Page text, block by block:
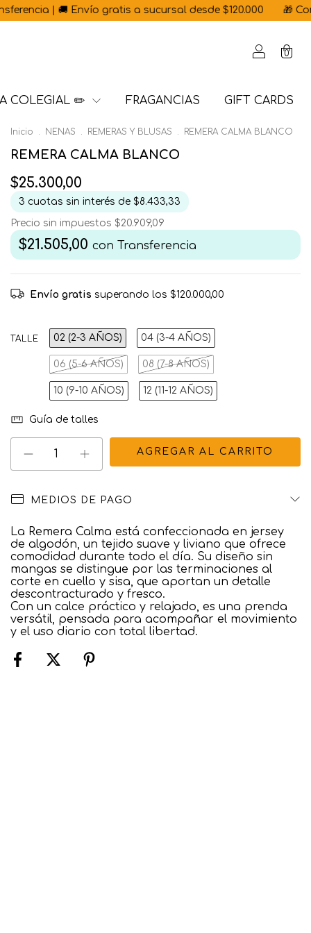
gratis a sucursal desde $120.000 🎁 Con cada 🇦🇷
0
COLEGIAL ✏️ FRAGANCIAS GIFT CARDS
Inicio . NENAS . REMERAS Y BLUSAS . REMERA CALMA BLANCO
REMERA CALMA BLANCO
$25.300,00
3 cuotas sin interés de $8.433,33
Precio sin impuestos $20.909,09
$21.505,00 con Transferencia
Envío gratis superando los $120.000,00
TALLE 02 (2-3 AÑOS) 04 (3-4 AÑOS)
06 (5-6 AÑOS) 08 (7-8 AÑOS)
10 (9-10 AÑOS) 12 (11-12 AÑOS)
Guía de talles
MEDIOS DE PAGO
La Remera Calma está confeccionada en jersey
de algodón, un tejido suave y liviano que ofrece
comodidad durante todo el día. Su diseño sin
mangas se distingue por las terminaciones al
corte en cuello y sisa, que aportan un detalle
descontracturado y fresco.
Con un calce práctico y relajado, es una prenda
versátil, pensada para acompañar el movimiento
y el uso diario con total libertad.